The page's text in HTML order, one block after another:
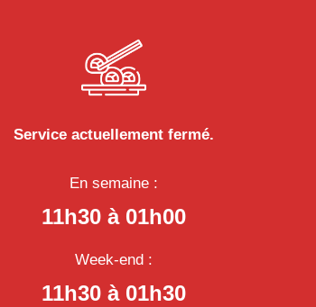
Aux Crevettes
Service actuellement fermé.
En semaine :
11h30 à 01h00
Week-end :
11h30 à 01h30